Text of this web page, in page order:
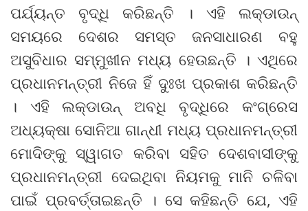
ପର୍ଯ୍ୟନ୍ତ ବୃଦ୍ଧି କରିଛନ୍ତି । ଏହି ଲକ୍‌ଡାଉନ୍
ସମୟରେ ଦେଶର ସମସ୍ତ ଜନସାଧାରଣ ବହୁ
ଅସୁବିଧାର ସମ୍ମୁଖୀନ ମଧ୍ୟ ହେଉଛନ୍ତି । ଏଥିରେ
ପ୍ରଧାନମନ୍ତ୍ରୀ ନିଜେ ହିଁ ଦୁଃଖ ପ୍ରକାଶ କରିଛନ୍ତି
। ଏହି ଲକ୍‌ଡାଉନ୍ ଅବଧି ବୃଦ୍ଧିରେ କଂଗ୍ରେସ
ଅଧ୍ୟକ୍ଷା ସୋନିଆ ଗାନ୍ଧୀ ମଧ୍ୟ ପ୍ରଧାନମନ୍ତ୍ରୀ
ମୋଦିଙ୍କୁ ସ୍ୱାଗତ କରିବା ସହିତ ଦେଶବାସୀଙ୍କୁ
ପ୍ରଧାନମନ୍ତ୍ରୀ ଦେଇଥିବା ନିୟମକୁ ମାନି ଚଳିବା
ପାଇଁ ପ୍ରବର୍ତ୍ତାଇଛନ୍ତି । ସେ କହିଛନ୍ତି ଯେ, ଏହି